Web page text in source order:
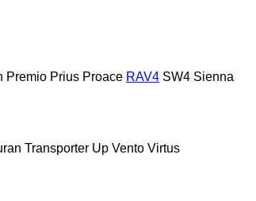
Premio Prius Proace RAV4 SW4 Sienna
Transporter Up Vento Virtus